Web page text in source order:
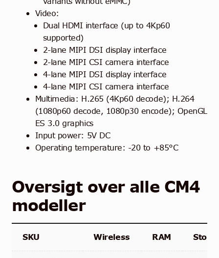
Video:
Dual HDMI interface (up to 4Kp60
supported)
2-lane MIPI DSI display interface
2-lane MIPI CSI camera interface
4-lane MIPI DSI display interface
4-lane MIPI CSI camera interface
Multimedia: H.265 (4Kp60 decode); H.264
(1080p60 decode, 1080p30 encode); OpenGL
ES 3.0 graphics
Input power: 5V DC
Operating temperature: -20 to +85°C
Oversigt over alle CM4
modeller
SKU Wireless RAM